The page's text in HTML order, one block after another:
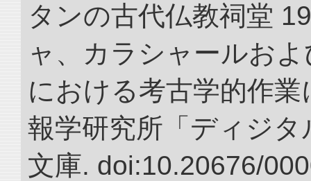
タンの古代仏教祠堂
ャ、カラシャールお
における考古学的作
報学研究所「ディジ
文庫. doi:10.20676/